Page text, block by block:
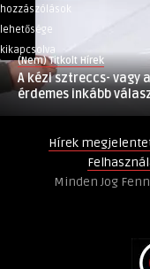
kézi
sztreccs-
vagy
a
zsugorfóliát
választani?
bejegyzéshez
hozzászólások
lehetősége
kikapcsolva
(Nem) Titkolt Hírek
A kézi sztreccs- vagy
érdemes inkább
Hírek
Minden Jog